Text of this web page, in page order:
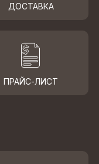
ДОСТАВКА
ПРАЙС-ЛИСТ